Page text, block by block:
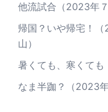
他流試合（2023年
帰国？いや帰宅！
山）
暑くても、寒くても
なま半跏？（2023年